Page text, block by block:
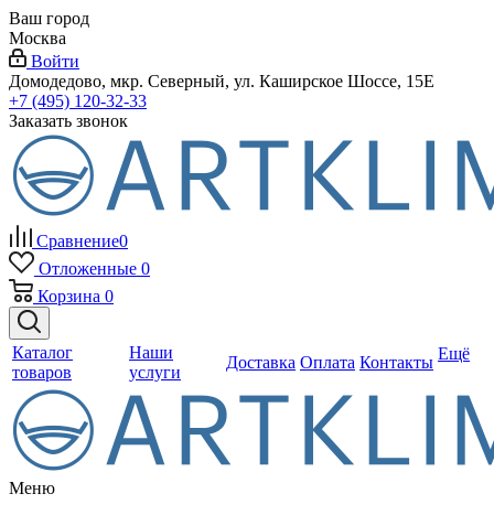
Ваш город
Москва
Войти
Домодедово, мкр. Северный, ул. Каширское Шоссе, 15Е
+7 (495) 120-32-33
Заказать звонок
Сравнение0
Отложенные 0
Корзина 0
Каталог
товаров
Наши
услуги
Доставка Оплата Контакты Ещё
Меню